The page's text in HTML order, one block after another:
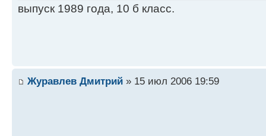
выпуск 1989 года, 10 б класс.
Журавлев Дмитрий » 15 июл 2006 19:59